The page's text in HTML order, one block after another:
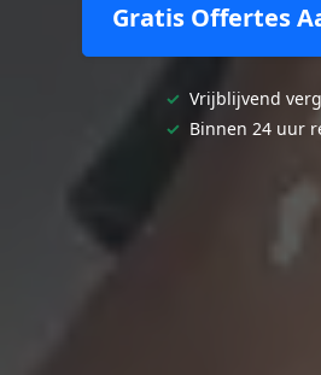
Gratis Offertes
✓ Vrijblijvend
✓ Binnen 24 uur